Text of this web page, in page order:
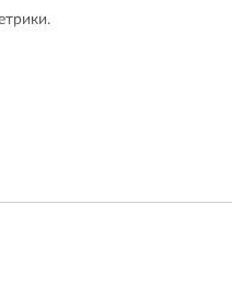
фаундер и